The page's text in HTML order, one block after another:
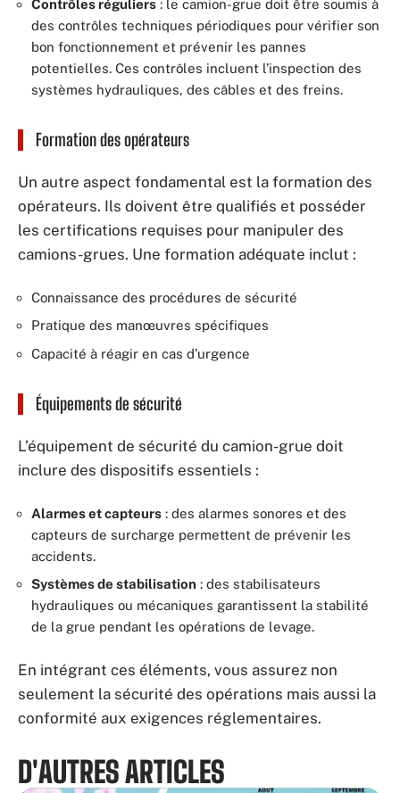
Contrôles réguliers : le camion-grue doit être soumis à
des contrôles techniques périodiques pour vérifier son
bon fonctionnement et prévenir les pannes
potentielles. Ces contrôles incluent l’inspection des
systèmes hydrauliques, des câbles et des freins.
Formation des opérateurs
Un autre aspect fondamental est la formation des
opérateurs. Ils doivent être qualifiés et posséder
les certifications requises pour manipuler des
camions-grues. Une formation adéquate inclut :
Connaissance des procédures de sécurité
Pratique des manœuvres spécifiques
Capacité à réagir en cas d’urgence
Équipements de sécurité
L’équipement de sécurité du camion-grue doit
inclure des dispositifs essentiels :
Alarmes et capteurs : des alarmes sonores et des
capteurs de surcharge permettent de prévenir les
accidents.
Systèmes de stabilisation : des stabilisateurs
hydrauliques ou mécaniques garantissent la stabilité
de la grue pendant les opérations de levage.
En intégrant ces éléments, vous assurez non
seulement la sécurité des opérations mais aussi la
conformité aux exigences réglementaires.
D'AUTRES ARTICLES